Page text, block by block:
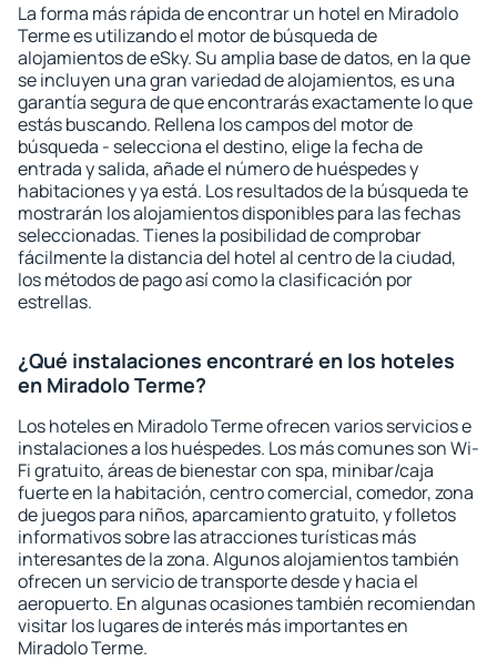
La forma más rápida de encontrar un hotel en Miradolo
Terme es utilizando el motor de búsqueda de
alojamientos de eSky. Su amplia base de datos, en la que
se incluyen una gran variedad de alojamientos, es una
garantía segura de que encontrarás exactamente lo que
estás buscando. Rellena los campos del motor de
búsqueda - selecciona el destino, elige la fecha de
entrada y salida, añade el número de huéspedes y
habitaciones y ya está. Los resultados de la búsqueda te
mostrarán los alojamientos disponibles para las fechas
seleccionadas. Tienes la posibilidad de comprobar
fácilmente la distancia del hotel al centro de la ciudad,
los métodos de pago así como la clasificación por
estrellas.
¿Qué instalaciones encontraré en los hoteles
en Miradolo Terme?
Los hoteles en Miradolo Terme ofrecen varios servicios e
instalaciones a los huéspedes. Los más comunes son Wi-
Fi gratuito, áreas de bienestar con spa, minibar/caja
fuerte en la habitación, centro comercial, comedor, zona
de juegos para niños, aparcamiento gratuito, y folletos
informativos sobre las atracciones turísticas más
interesantes de la zona. Algunos alojamientos también
ofrecen un servicio de transporte desde y hacia el
aeropuerto. En algunas ocasiones también recomiendan
visitar los lugares de interés más importantes en
Miradolo Terme.